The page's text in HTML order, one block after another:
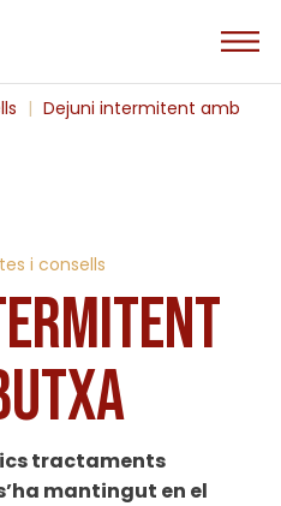
Dejuni intermitent amb
i consells
tractaments
mantingut en el